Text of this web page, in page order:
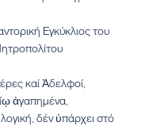
Εγκύκλιος του
καί Ἀδελφοί,
ἀγαπημένα,
δέν ὑπάρχει στό